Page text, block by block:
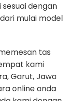
dengan
mulai model
tas
kami
Garut, Jawa
online anda